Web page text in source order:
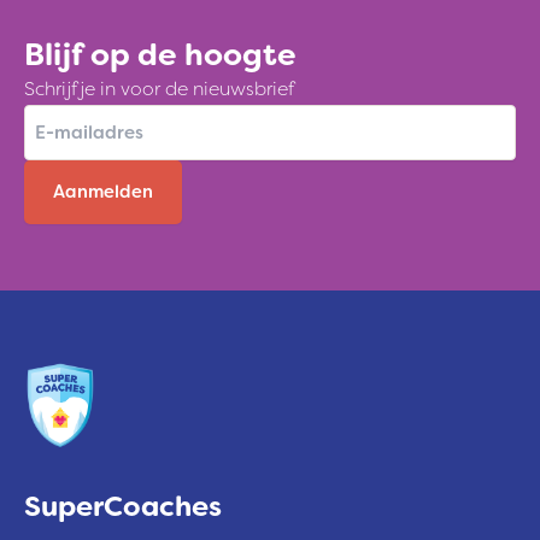
de
mentale
van
Blijf op de hoogte
Schrijf je in voor de nieuwsbrief
E
m
d
SuperCoaches